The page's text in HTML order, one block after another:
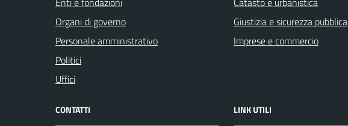
Organi di governo
Personale amministrativo
Politici
Uffici
Giustizia e sicurezza pubblica
Imprese e commercio
CONTATTI LINK UTILI